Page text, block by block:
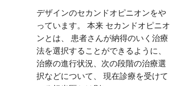
デザインのセカンドオピニオンをや
っています。 本来 セカンドオピニオ
ンとは、 患者さんが納得のいく治療
法を選択することができるように、
治療の進行状況、次の段階の治療選
択などについて、 現在診療を受けて